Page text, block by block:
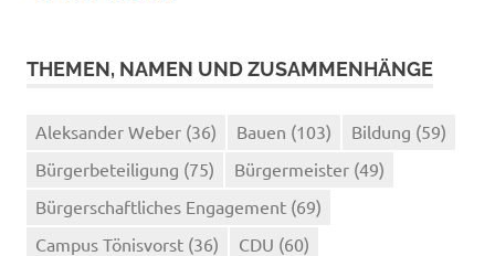
THEMEN, NAMEN UND ZUSAMMENHÄNGE
Aleksander Weber (36) Bauen (103) Bildung (59)
Bürgerbeteiligung (75) Bürgermeister (49)
Bürgerschaftliches Engagement (69)
Campus Tönisvorst (36) CDU (60)